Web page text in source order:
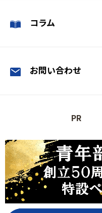
コラム
お問い合わせ
PR